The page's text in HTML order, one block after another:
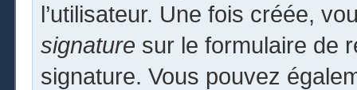
l’utilisateur. Une fois créée,
signature sur le formulaire de
signature. Vous pouvez